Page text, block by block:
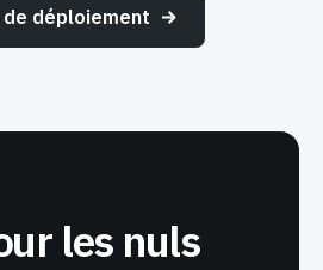
de déploiement
les nuls